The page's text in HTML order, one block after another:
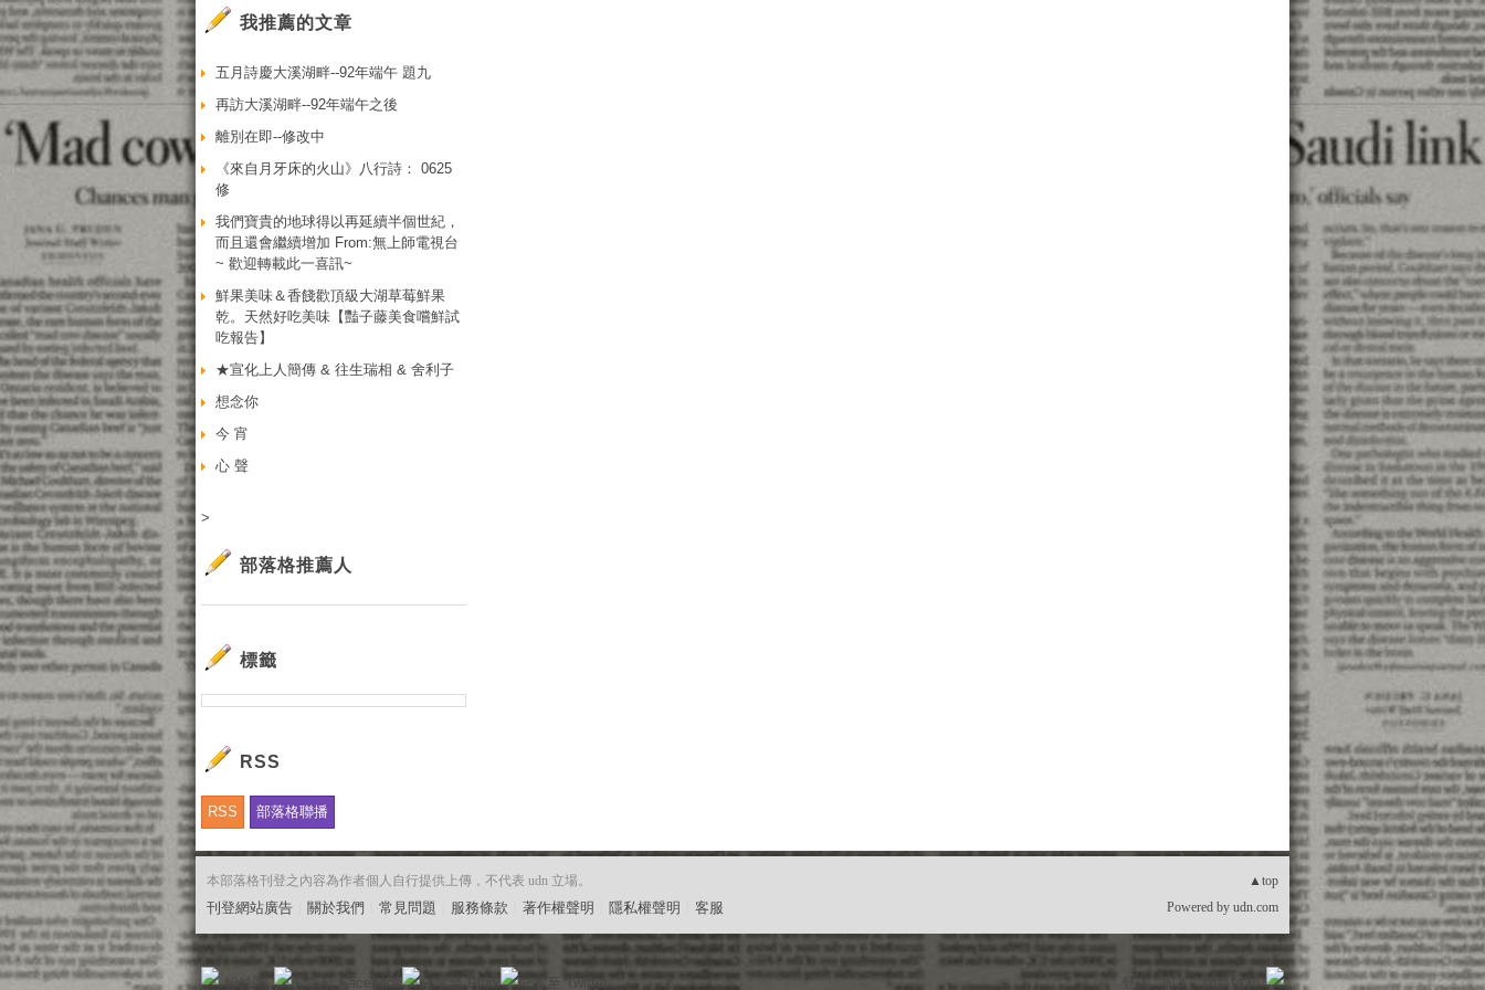
我推薦的文章
五月詩慶大溪湖畔--92年端午 題九
再訪大溪湖畔--92年端午之後
離別在即--修改中
《來自月牙床的火山》八行詩： 0625
修
我們寶貴的地球得以再延續半個世紀，
而且還會繼續增加 From:無上師電視台
~ 歡迎轉載此一喜訊~
鮮果美味＆香餞歡頂級大湖草莓鮮果
乾。天然好吃美味【豔子藤美食嚐鮮試
吃報告】
★宣化上人簡傳 & 往生瑞相 & 舍利子
想念你
今 宵
心 聲
>
部落格推薦人
標籤
RSS
RSS 部落格聯播
▲top
本部落格刊登之內容為作者個人自行提供上傳，不代表 udn 立場。
刊登網站廣告 關於我們 常見問題 服務條款 著作權聲明 隱私權聲明 客服 Powered by udn.com
粉絲團 加入 網路城邦